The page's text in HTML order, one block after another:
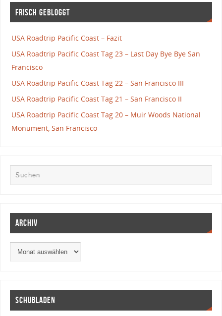
Frisch gebloggt
USA Roadtrip Pacific Coast – Fazit
USA Roadtrip Pacific Coast Tag 23 – Last Day Bye Bye San
Francisco
USA Roadtrip Pacific Coast Tag 22 – San Francisco III
USA Roadtrip Pacific Coast Tag 21 – San Francisco II
USA Roadtrip Pacific Coast Tag 20 – Muir Woods National
Monument, San Francisco
Archiv
Schubladen